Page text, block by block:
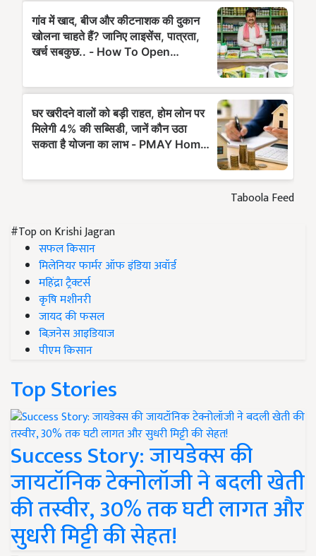
Taboola Feed
#Top on Krishi Jagran
सफल किसान
मिलेनियर फार्मर ऑफ इंडिया अवॉर्ड
महिंद्रा ट्रैक्टर्स
कृषि मशीनरी
जायद की फसल
बिज़नेस आइडियाज
पीएम किसान
Top Stories
Success Story: जायडेक्स की
जायटॉनिक टेक्नोलॉजी ने बदली खेती
की तस्वीर, 30% तक घटी लागत और
सुधरी मिट्टी की सेहत!